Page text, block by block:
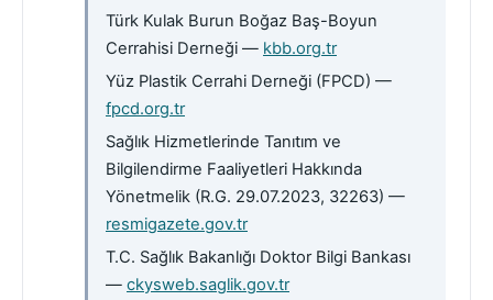
Türk Kulak Burun Boğaz Baş-Boyun
Cerrahisi Derneği — kbb.org.tr
Yüz Plastik Cerrahi Derneği (FPCD) —
fpcd.org.tr
Sağlık Hizmetlerinde Tanıtım ve
Bilgilendirme Faaliyetleri Hakkında
Yönetmelik (R.G. 29.07.2023, 32263) —
resmigazete.gov.tr
T.C. Sağlık Bakanlığı Doktor Bilgi Bankası
— ckysweb.saglik.gov.tr